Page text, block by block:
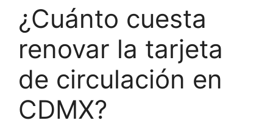
¿Cuánto cuesta
renovar la tarjeta
de circulación en
CDMX?